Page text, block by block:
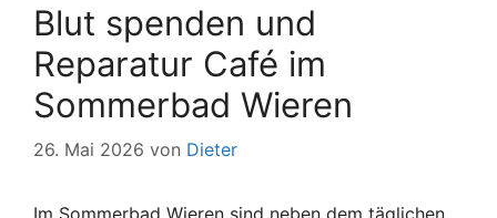
Blut spenden und
Reparatur Café im
Sommerbad Wieren
26. Mai 2026 von Dieter
Im Sommerbad Wieren sind neben dem täglichen